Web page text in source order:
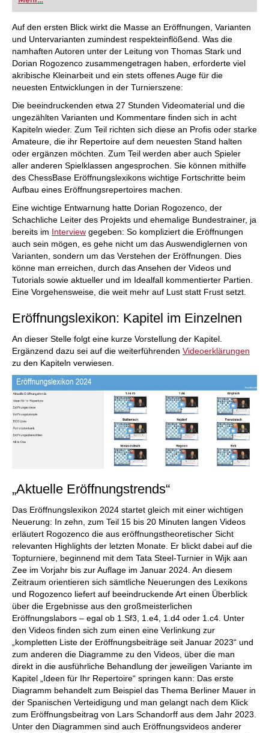
erklären Experten und Großmeister
Eröffnungsideen und zeigen die neuesten Trends.
Mit verbessertem Zugriff auf alle Inhalte.
Auf den ersten Blick wirkt die Masse an Eröffnungen, Varianten
und Untervarianten zumindest respekteinflößend. Was die
namhaften Autoren unter der Leitung von Thomas Stark und
Dorian Rogozenco zusammengetragen haben, erforderte viel
akribische Kleinarbeit und ein stets offenes Auge für die
neuesten Entwicklungen in der Turnierszene:
Die beeindruckenden etwa 27 Stunden Videomaterial und die
ungezählten Varianten und Kommentare finden sich in acht
Kapiteln wieder. Zum Teil richten sich diese an Profis oder starke
Amateure, die ihr Repertoire auf dem neuesten Stand halten
oder ergänzen möchten. Zum Teil werden aber auch Spieler
aller anderen Spielklassen angesprochen. Sie können mithilfe
des ChessBase Eröffnungslexikons wichtige Fortschritte beim
Aufbau eines Eröffnungsrepertoires machen.
Eine wichtige Entwarnung hatte Dorian Rogozenco, der
Schachliche Leiter des Projekts und ehemalige Bundestrainer, ja
bereits im Interview gegeben: So kompliziert die Eröffnungen
auch sein mögen, es gehe nicht um das Auswendiglernen von
Varianten, sondern um das Verstehen der Eröffnungen. Dies
könne man erreichen, durch das Ansehen der Videos und
Tutorials sowie aktueller und im Idealfall kommentierter Partien.
Eine Vorgehensweise, die weit mehr auf Lust statt Frust setzt.
Eröffnungslexikon: Kapitel im Einzelnen
An dieser Stelle folgt eine kurze Vorstellung der Kapitel.
Ergänzend dazu sei auf die weiterführenden Videoerklärungen
zu den Kapiteln verwiesen.
„Aktuelle Eröffnungstrends“
Das Eröffnungslexikon 2024 startet gleich mit einer wichtigen
Neuerung: In zehn, zum Teil 15 bis 20 Minuten langen Videos
erläutert Rogozenco die aus eröffnungstheoretischer Sicht
relevanten Highlights der letzten Monate. Er blickt dabei auf die
Topturniere, beginnend mit dem Tata Steel-Turnier in Wijk aan
Zee im Vorjahr bis zur Auflage im Januar 2024. An diesem
Zeitraum orientieren sich sämtliche Neuerungen des Lexikons
und Rogozenco liefert auf beeindruckende Art einen Überblick
über die Ergebnisse aus den großmeisterlichen
Eröffnungslabors – egal ob 1.Sf3, 1.e4, 1.d4 oder 1.c4. Unter
den Videos finden sich zum einen eine Verlinkung zur
„kompletten Liste der Eröffnungsbeiträge seit Januar 2023“ und
zum anderen die Diagramme zu den Videos, über die man
direkt in die ausführliche Behandlung der jeweiligen Variante im
Kapitel „Ideen für Ihr Repertoire“ springen kann: Das erste
Diagramm behandelt zum Beispiel das Thema Berliner Mauer in
der Spanischen Verteidigung und man gelangt nach dem Klick
zum Eröffnungsbeitrag von Lars Schandorff aus dem Jahr 2023.
Unter den Diagrammen sind auch Eröffnungsvideos anderer